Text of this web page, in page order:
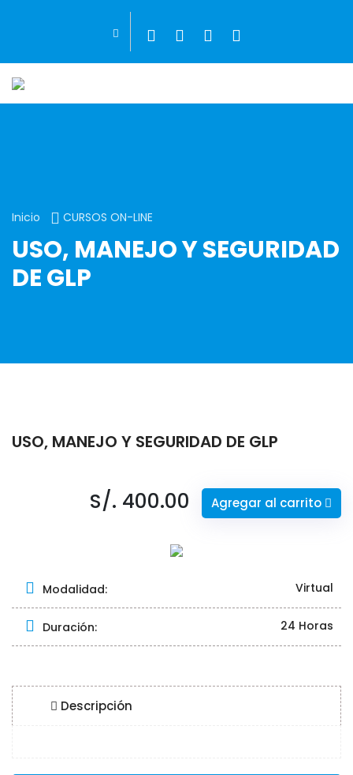
Inicio CURSOS ON-LINE
USO, MANEJO Y SEGURIDAD
DE GLP
USO, MANEJO Y SEGURIDAD DE GLP
S/. 400.00 Agregar al carrito
Modalidad: Virtual
Duración: 24 Horas
Descripción